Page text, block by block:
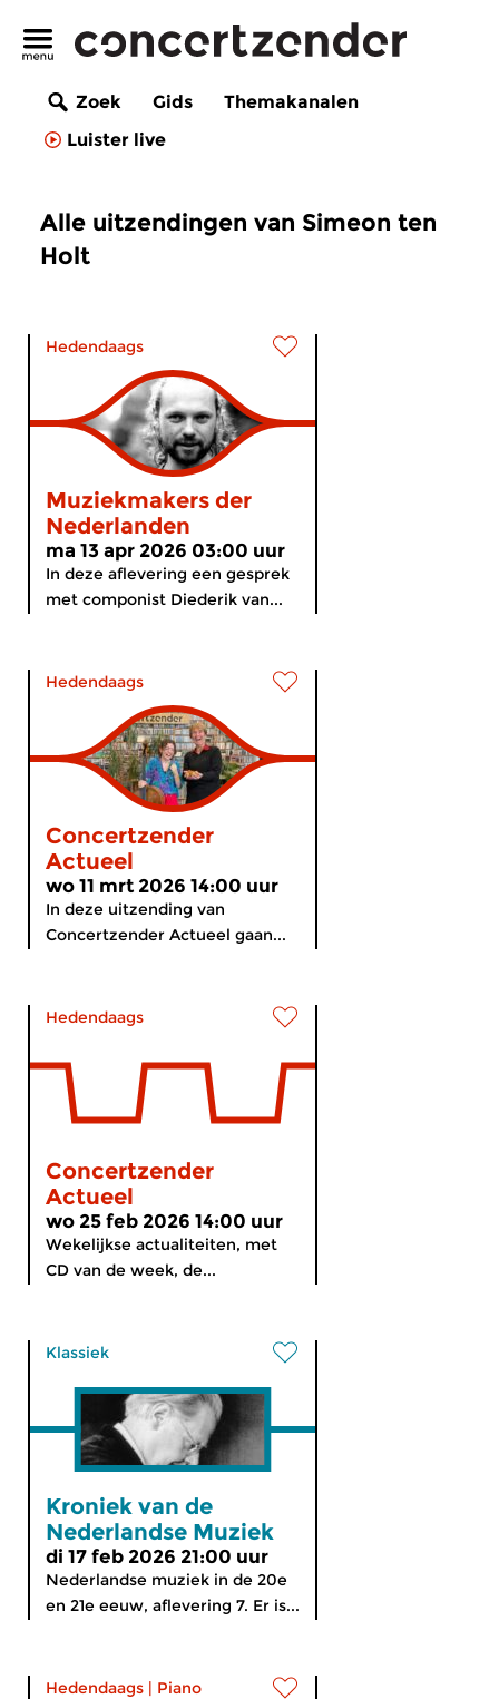
Zoek Gids
Themakanalen
Luister live
Alle uitzendingen van Simeon ten
Holt
Hedendaags
Muziekmakers der
Nederlanden
ma 13 apr 2026 03:00 uur
In deze aflevering een gesprek
met componist Diederik van...
Hedendaags
Concertzender
Actueel
wo 11 mrt 2026 14:00 uur
In deze uitzending van
Concertzender Actueel gaan...
Hedendaags
Concertzender
Actueel
wo 25 feb 2026 14:00 uur
Wekelijkse actualiteiten, met
CD van de week, de...
Klassiek
Kroniek van de
Nederlandse Muziek
di 17 feb 2026 21:00 uur
Nederlandse muziek in de 20e
en 21e eeuw, aflevering 7. Er is...
Hedendaags | Piano